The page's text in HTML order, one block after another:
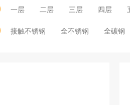
一层 二层 三层 四层
接触不锈钢 全不锈钢 全碳钢